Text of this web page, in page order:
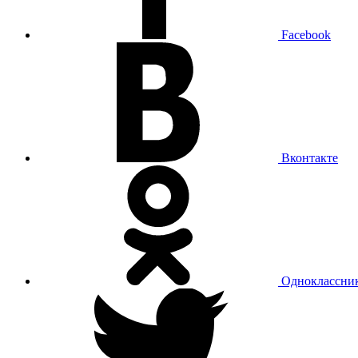
Facebook
Вконтакте